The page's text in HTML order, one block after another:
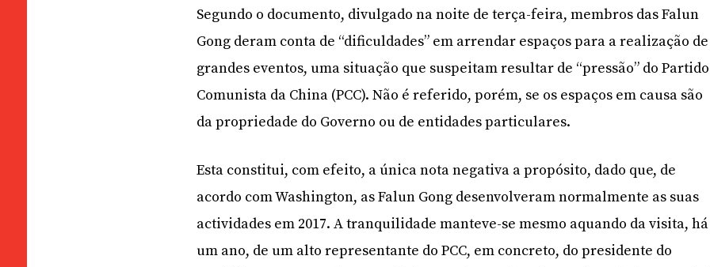
Segundo o documento, divulgado na noite de terça-feira, membros das Falun
Gong deram conta de “dificuldades” em arrendar espaços para a realização de
grandes eventos, uma situação que suspeitam resultar de “pressão” do Partido
Comunista da China (PCC). Não é referido, porém, se os espaços em causa são
da propriedade do Governo ou de entidades particulares.
Esta constitui, com efeito, a única nota negativa a propósito, dado que, de
acordo com Washington, as Falun Gong desenvolveram normalmente as suas
actividades em 2017. A tranquilidade manteve-se mesmo aquando da visita, há
um ano, de um alto representante do PCC, em concreto, do presidente do